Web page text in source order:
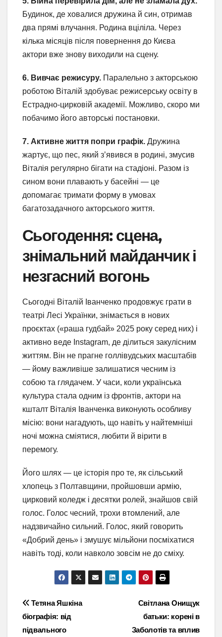
Будинок, де ховалися дружина й син, отримав
два прямі влучання. Родина вціліла. Через
кілька місяців після повернення до Києва
актори вже знову виходили на сцену.
6. Вивчає режисуру. Паралельно з акторською
роботою Віталій здобуває режисерську освіту в
Естрадно-цирковій академії. Можливо, скоро ми
побачимо його авторські постановки.
7. Активне життя попри графік. Дружина
жартує, що пес, який з’явився в родині, змусив
Віталія регулярно бігати на стадіоні. Разом із
сином вони плавають у басейні — це
допомагає тримати форму в умовах
багатозадачного акторського життя.
Сьогодення: сцена,
знімальний майданчик і
незгасний вогонь
Сьогодні Віталій Іванченко продовжує грати в
театрі Лесі Українки, знімається в нових
проєктах («раша гудбай» 2025 року серед них) і
активно веде Instagram, де ділиться закулісним
життям. Він не прагне голлівудських масштабів
— йому важливіше залишатися чесним із
собою та глядачем. У часи, коли українська
культура стала одним із фронтів, актори на
кшталт Віталія Іванченка виконують особливу
місію: вони нагадують, що навіть у найтемніші
ночі можна сміятися, любити й вірити в
перемогу.
Його шлях — це історія про те, як сільський
хлопець з Полтавщини, пройшовши армію,
цирковий коледж і десятки ролей, знайшов свій
голос. Голос чесний, трохи втомлений, але
надзвичайно сильний. Голос, який говорить
«Добрий день» і змушує мільйони посміхатися
навіть тоді, коли навколо зовсім не до сміху.
Навігація
записів
Світлана Онищук
батьки: корені в
Заболотів та вплив
Тетяна Яшкіна
біографія: від
підвального